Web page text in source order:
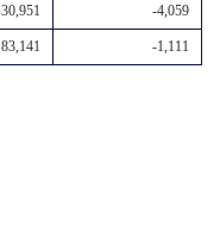
30,951 -4,059
83,141 -1,111